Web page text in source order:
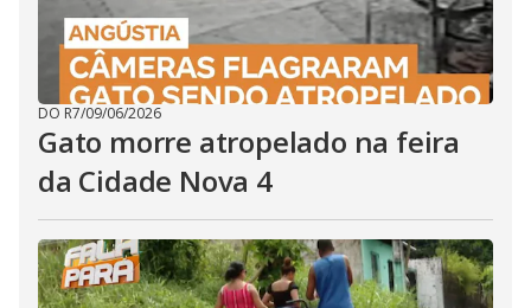
DO R7/09/06/2026
Gato morre atropelado na feira
da Cidade Nova 4